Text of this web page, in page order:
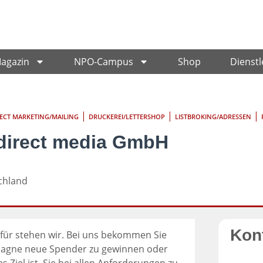
NPO-Campus Shop
MARKETING/MAILING | DRUCKEREI/LETTERSHOP | LISTBROKING/ADRESSEN |
media GmbH
stehen wir. Bei uns bekommen Sie
neue Spender zu gewinnen oder